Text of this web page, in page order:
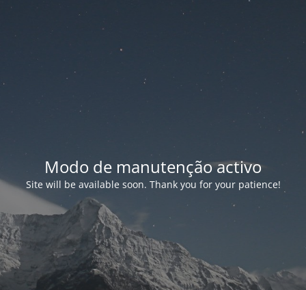
Modo de manutenção activo
Site will be available soon. Thank you for your patience!